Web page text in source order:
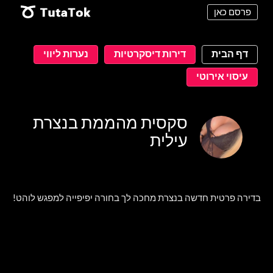
פרסם כאן
דף הבית דירות דיסקרטיות
נערות ליווי
עיסוי אירוטי
סקסית מהממת בנצרת
עילית
בדירה פרטית חדשה בנצרת מחכה לך בחורה יפיפייה למפגש לוהט!